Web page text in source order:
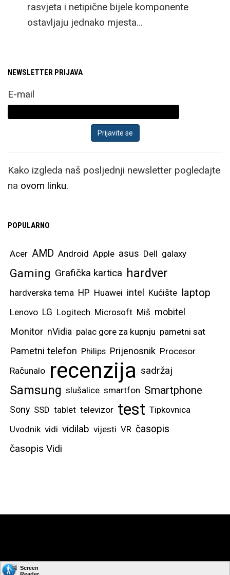
rasvjeta i netipične bijele komponente
ostavljaju jednako mjesta…
NEWSLETTER PRIJAVA
E-mail
Kako izgleda naš posljednji newsletter pogledajte
na ovom linku.
POPULARNO
Acer AMD Android Apple asus Dell galaxy
Gaming Grafička kartica hardver
hardverska tema HP Huawei intel Kućište laptop
Lenovo LG Logitech Microsoft Miš mobitel
Monitor nVidia palac gore za kupnju pametni sat
Pametni telefon Philips Prijenosnik Procesor
Računalo recenzija sadržaj
Samsung slušalice smartfon Smartphone
Sony SSD tablet televizor test Tipkovnica
Uvodnik vidi vidilab vijesti VR časopis
časopis Vidi